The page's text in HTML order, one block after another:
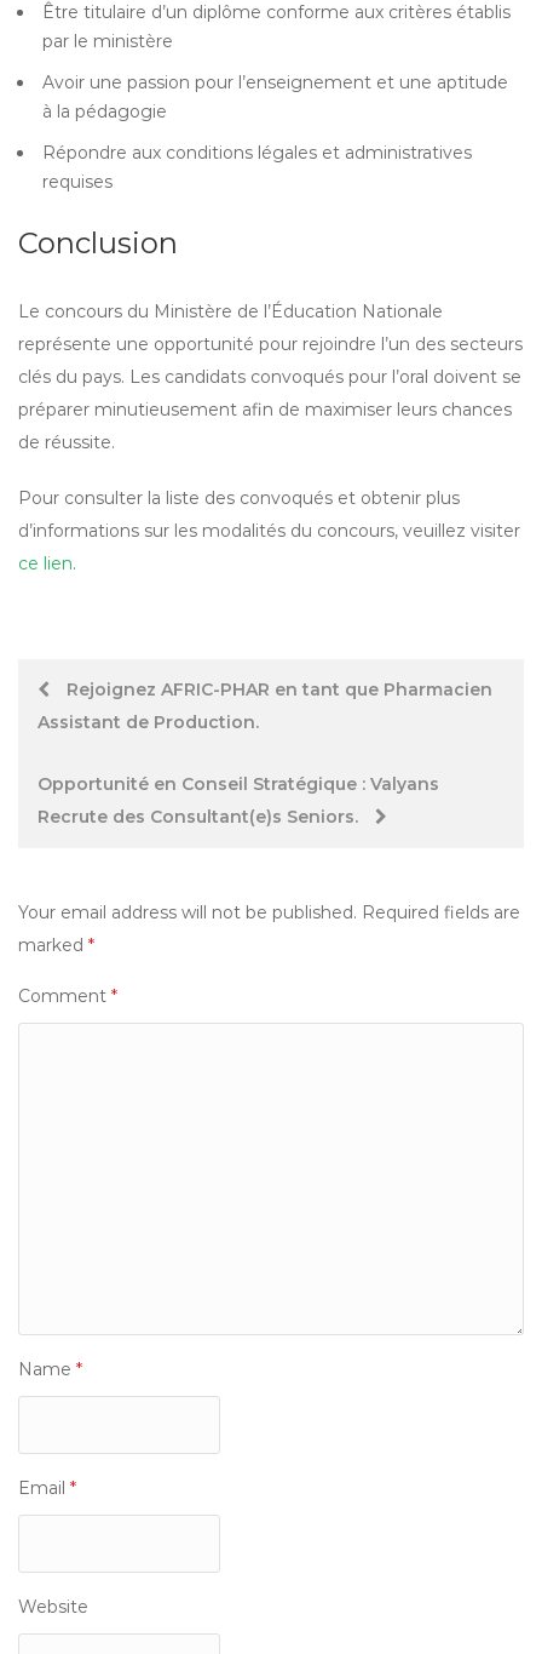
Être titulaire d’un diplôme conforme aux critères établis
par le ministère
Avoir une passion pour l’enseignement et une aptitude
à la pédagogie
Répondre aux conditions légales et administratives
requises
Conclusion
Le concours du Ministère de l’Éducation Nationale
représente une opportunité pour rejoindre l’un des secteurs
clés du pays. Les candidats convoqués pour l’oral doivent se
préparer minutieusement afin de maximiser leurs chances
de réussite.
Pour consulter la liste des convoqués et obtenir plus
d’informations sur les modalités du concours, veuillez visiter
ce lien.
PostRejoignez AFRIC-PHAR en tant que Pharmacien
Assistant de Production.
Opportunité en Conseil Stratégique : Valyans
Recrute des Consultant(e)s Seniors.
Your email address will not be published. Required fields are
marked *
Comment *
Name *
Email *
Website